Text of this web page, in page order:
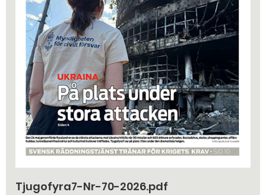
Tjugofyra7-Nr-70-2026.pdf